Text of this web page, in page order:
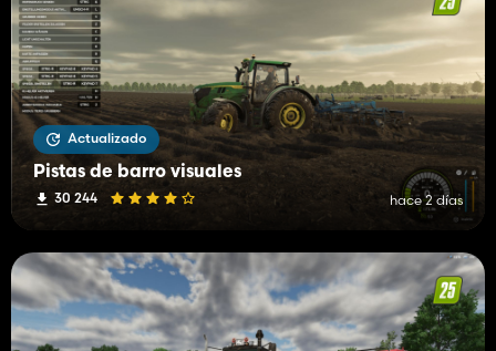
Actualizado
Pistas de barro visuales
30 244 hace 2 días